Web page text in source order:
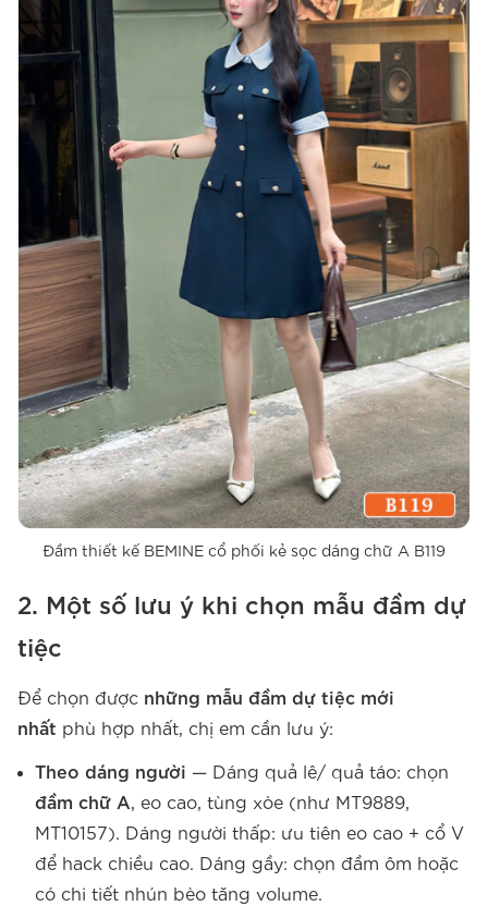
Đầm thiết kế BEMINE cổ phối kẻ sọc dáng chữ A B119
2. Một số lưu ý khi chọn mẫu đầm dự
tiệc
Để chọn được những mẫu đầm dự tiệc mới
nhất phù hợp nhất, chị em cần lưu ý:
Theo dáng người — Dáng quả lê/ quả táo: chọn
đầm chữ A, eo cao, tùng xòe (như MT9889,
MT10157). Dáng người thấp: ưu tiên eo cao + cổ V
để hack chiều cao. Dáng gầy: chọn đầm ôm hoặc
có chi tiết nhún bèo tăng volume.